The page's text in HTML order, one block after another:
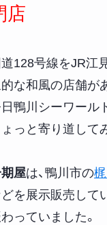
店
128号線をJR江
な和風の店舗が
鴨川シーワール
っと寄り道して
屋は、鴨川市の
を展示販売して
っていました。